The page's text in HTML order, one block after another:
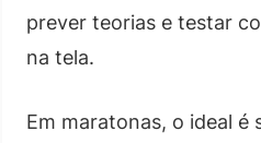
prever teorias e testar
na tela.
Em maratonas, o ideal é